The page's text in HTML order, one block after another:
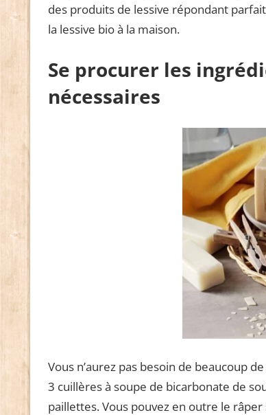
des produits de lessive répondant
la lessive bio à la maison.
Se procurer les
nécessaires
Vous n’aurez pas besoin de beaucoup
3 cuillères à soupe de bicarbonate de
paillettes. Vous pouvez en outre le